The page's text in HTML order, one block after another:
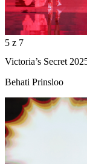
5 z 7
Victoria’s Secret
Behati Prinsloo